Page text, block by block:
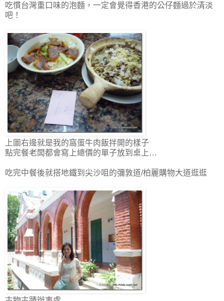
吃慣台灣重口味的泡麵，一定會覺得香港的公仔麵過於清淡
吧！
上圖右邊就是我的窩蛋牛肉飯拌開的樣子
點完餐老闆都會寫上總價的單子放到桌上…
吃完中餐後就搭地鐵到尖沙咀的彌敦道/柏麗購物大道逛逛